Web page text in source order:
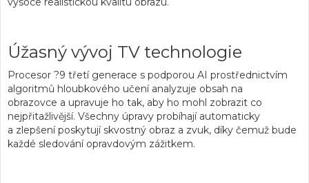
Úžasný vývoj TV technologie
Procesor ?9 třetí generace s podporou AI prostřednictvím
algoritmů hloubkového učení analyzuje obsah na
obrazovce a upravuje ho tak, aby ho mohl zobrazit co
nejpřitažlivější. Všechny úpravy probíhají automaticky
a zlepšení poskytují skvostný obraz a zvuk, díky čemuž bude
každé sledování opravdovým zážitkem.